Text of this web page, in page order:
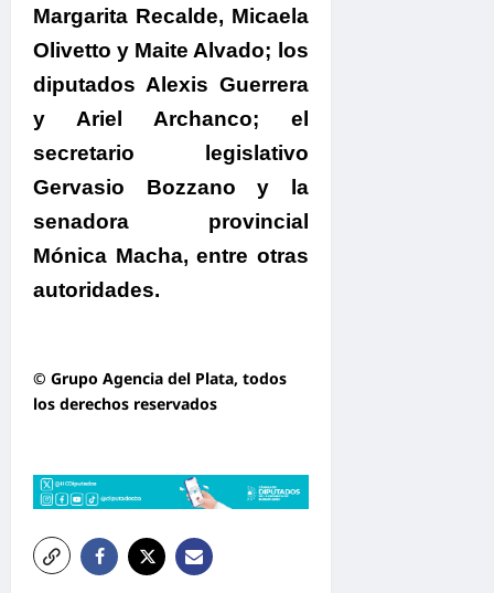
Margarita Recalde, Micaela
Olivetto y Maite Alvado; los
diputados Alexis Guerrera
y Ariel Archanco; el
secretario legislativo
Gervasio Bozzano y la
senadora provincial
Mónica Macha, entre otras
autoridades.
© Grupo Agencia del Plata, todos
los derechos reservados